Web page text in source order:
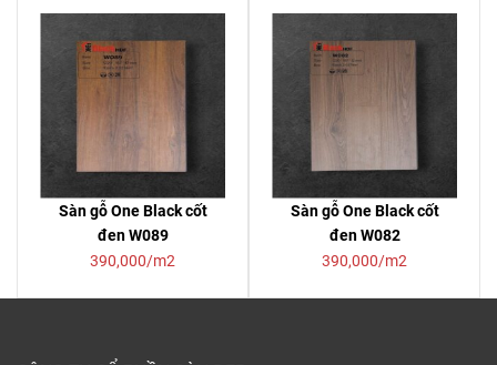
Sàn gỗ One Black cốt
đen W089
390,000/m2
Sàn gỗ One Black cốt
đen W082
390,000/m2